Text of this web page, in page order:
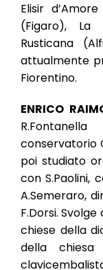
Elisir
(Figaro), La
Rusticana
attualmente
Fiorentino.
ENRICO
conservatorio
poi studiato
con S.Paolini,
A.Semeraro,
F.Dorsi.
chiese della
della chiesa